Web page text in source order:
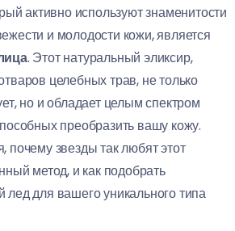
активно используют знаменитости
и молодости кожи, является
. Этот натуральный эликсир,
целебных трав, не только
но и обладает целым спектром
преобразить вашу кожу.
почему звезды так любят этот
метод, и как подобрать
лед для вашего уникального типа